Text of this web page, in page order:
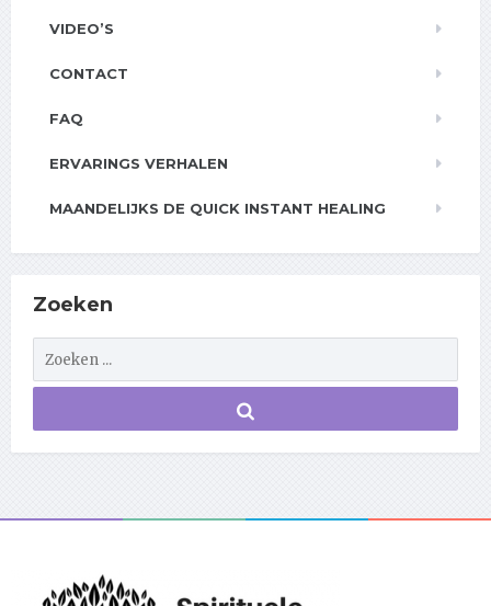
VIDEO’S
CONTACT
FAQ
ERVARINGS VERHALEN
MAANDELIJKS DE QUICK INSTANT HEALING
Zoeken